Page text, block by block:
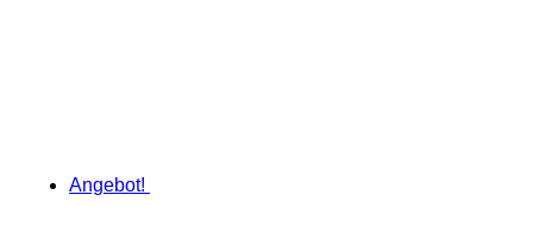
Angebot!